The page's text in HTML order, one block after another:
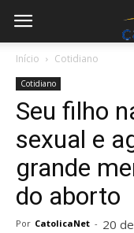
Início Cotidiano
Cotidiano
Seu filho
sexual e
grande
do aborto
Por CatolicaNet - 20